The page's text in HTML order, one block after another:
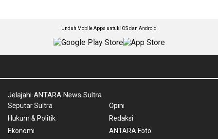
Unduh Mobile Apps untuk iOS dan Android
Jelajahi ANTARA News Sultra
Seputar Sultra
Hukum & Politik
Ekonomi
Opini
Redaksi
ANTARA Foto